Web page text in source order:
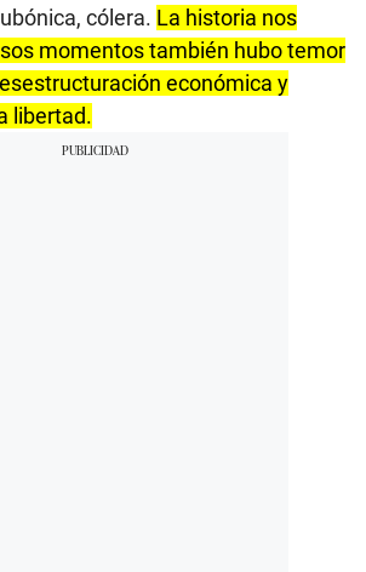
cólera. La historia nos
momentos también hubo temor
económica y
libertad.